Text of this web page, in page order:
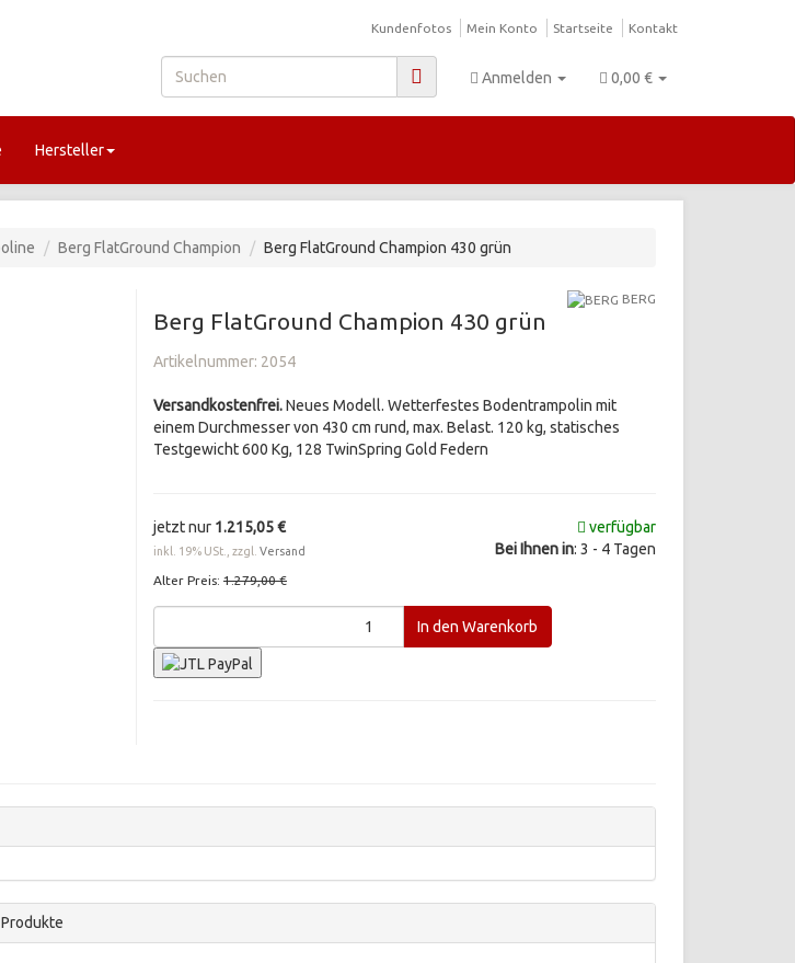
Kundenfotos Mein Konto Startseite Kontakt
Anmelden 0,00 €
Hersteller
Berg FlatGround Champion Berg FlatGround Champion 430 grün
BERG
Berg FlatGround Champion 430 grün
Artikelnummer: 2054
Versandkostenfrei.Neues Modell. Wetterfestes Bodentrampolin mit
einem Durchmesser von 430 cm rund, max. Belast. 120 kg, statisches
Testgewicht 600 Kg, 128 TwinSpring Gold Federn
jetzt nur 1.215,05 €
inkl. 19% USt., zzgl. Versand
Alter Preis: 1.279,00 €
verfügbar
Bei Ihnen in: 3 - 4 Tagen
In den Warenkorb